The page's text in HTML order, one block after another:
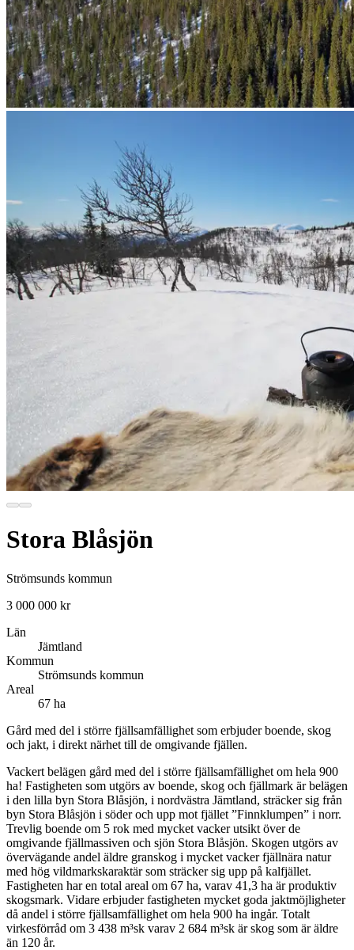
Stora Blåsjön
Strömsunds kommun
3 000 000 kr
Län
Jämtland
Kommun
Strömsunds kommun
Areal
67 ha
Gård med del i större fjällsamfällighet som erbjuder boende, skog
och jakt, i direkt närhet till de omgivande fjällen.
Vackert belägen gård med del i större fjällsamfällighet om hela 900
ha! Fastigheten som utgörs av boende, skog och fjällmark är belägen
i den lilla byn Stora Blåsjön, i nordvästra Jämtland, sträcker sig från
byn Stora Blåsjön i söder och upp mot fjället ”Finnklumpen” i norr.
Trevlig boende om 5 rok med mycket vacker utsikt över de
omgivande fjällmassiven och sjön Stora Blåsjön. Skogen utgörs av
övervägande andel äldre granskog i mycket vacker fjällnära natur
med hög vildmarkskaraktär som sträcker sig upp på kalfjället.
Fastigheten har en total areal om 67 ha, varav 41,3 ha är produktiv
skogsmark. Vidare erbjuder fastigheten mycket goda jaktmöjligheter
då andel i större fjällsamfällighet om hela 900 ha ingår. Totalt
virkesförråd om 3 438 m³sk varav 2 684 m³sk är skog som är äldre
än 120 år.